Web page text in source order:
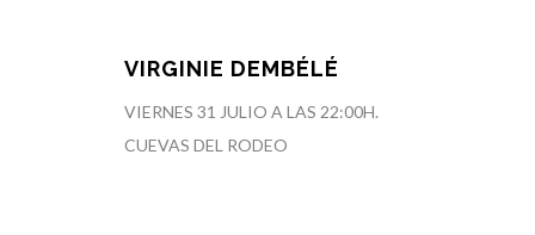
VIRGINIE DEMBÉLÉ
VIERNES 31 JULIO A LAS 22:00H.
CUEVAS DEL RODEO